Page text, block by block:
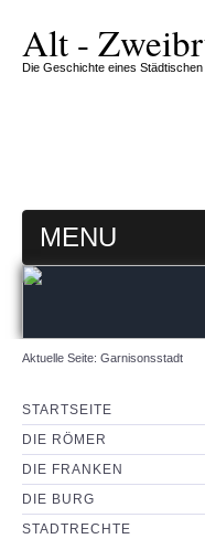
Alt -
Die Geschichte eines
MENU
ZW-ZIRKEL
360 GRAD MAP
IMPRESSUM &
NEUIGKEITEN
Aktuelle Seite: Garnisonsstadt
STARTSEITE
DIE RÖMER
DIE FRANKEN
DIE BURG
STADTRECHTE